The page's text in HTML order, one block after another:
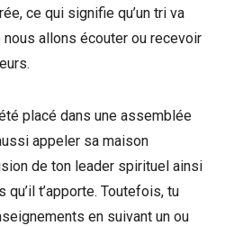
ce qui signifie qu’un tri va
nous allons écouter ou recevoir
placé dans une assemblée
appeler sa maison
de ton leader spirituel ainsi
t’apporte. Toutefois, tu
en suivant un ou